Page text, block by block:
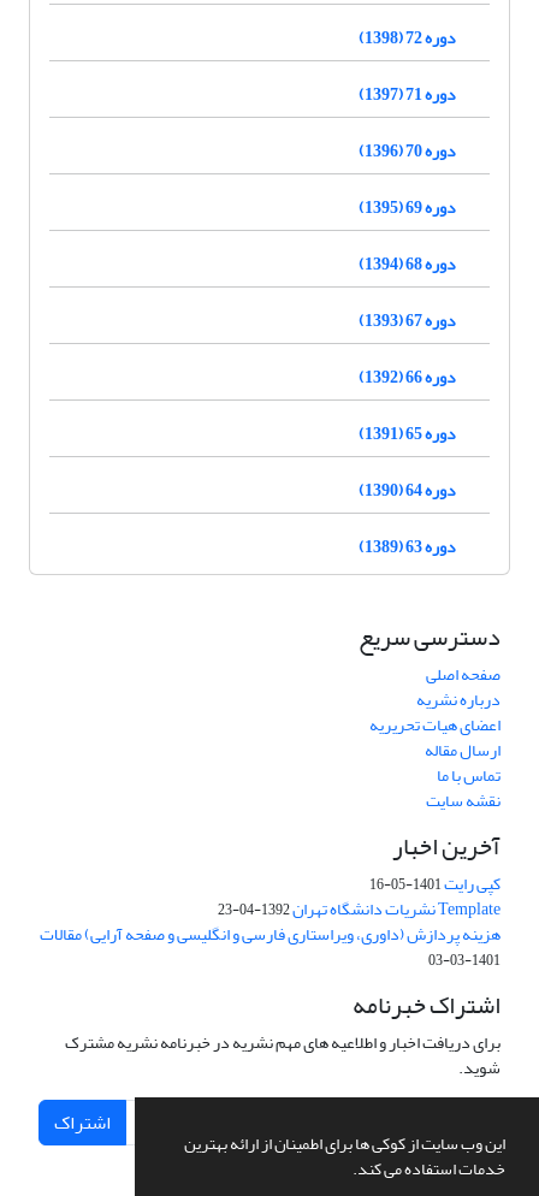
این وب سایت از کوکی ها برای اطمینان از ارائه بهترین
خدمات استفاده می کند.
دوره 72 (1398)
دوره 71 (1397)
دوره 70 (1396)
دوره 69 (1395)
دوره 68 (1394)
دوره 67 (1393)
دوره 66 (1392)
دوره 65 (1391)
دوره 64 (1390)
دوره 63 (1389)
دسترسی سریع
صفحه اصلی
درباره نشریه
اعضای هیات تحریریه
ارسال مقاله
تماس با ما
نقشه سایت
آخرین اخبار
کپی رایت1401-05-16
Template نشریات دانشگاه تهران 1392-04-23
هزینه پردازش (داوری، ویراستاری فارسی و انگلیسی و صفحه آرایی) مقالات
1401-03-03
اشتراک خبرنامه
برای دریافت اخبار و اطلاعیه های مهم نشریه در خبرنامه نشریه مشترک
شوید.
اشتراک